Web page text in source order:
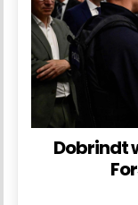
Dobrindt